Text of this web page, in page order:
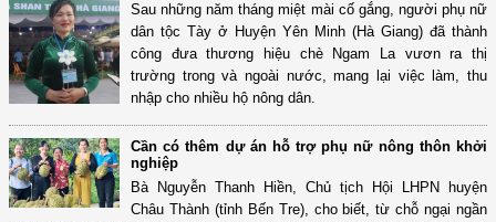
Sau những năm tháng miệt mài cố gắng, người phụ nữ
dân tộc Tày ở Huyện Yên Minh (Hà Giang) đã thành
công đưa thương hiệu chè Ngam La vươn ra thị
trường trong và ngoài nước, mang lại việc làm, thu
nhập cho nhiều hộ nông dân.
Cần có thêm dự án hỗ trợ phụ nữ nông thôn khởi
nghiệp
Bà Nguyễn Thanh Hiền, Chủ tịch Hội LHPN huyện
Châu Thành (tỉnh Bến Tre), cho biết, từ chỗ ngại ngần